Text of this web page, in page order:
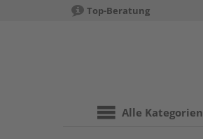
Top-Beratung
Alle Kategorien